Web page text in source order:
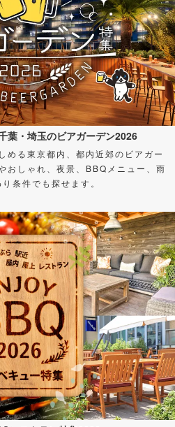
葉・埼玉のビアガーデン2026
める東京都内、都内近郊のビアガー
おしゃれ、夜景、BBQメニュー、雨
条件でも探せます。